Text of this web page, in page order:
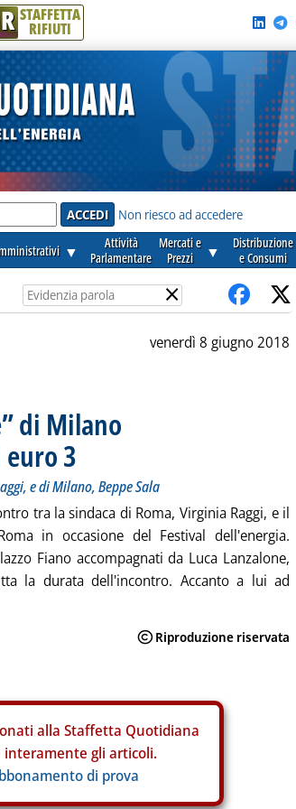
R STAFFETTA
RIFIUTI
Non riesco ad accedere
▼
Attività
Parlamentare
Mercati e
Prezzi
▼
Distribuzione
e Consumi
×
venerdì 8 giugno 2018
di Milano
euro 3
e di Milano, Beppe Sala
tra la sindaca di Roma, Virginia Raggi, e il
in occasione del Festival dell'energia.
Fiano accompagnati da Luca Lanzalone,
la durata dell'incontro. Accanto a lui ad
alla Staffetta Quotidiana
interamente gli articoli.
di prova